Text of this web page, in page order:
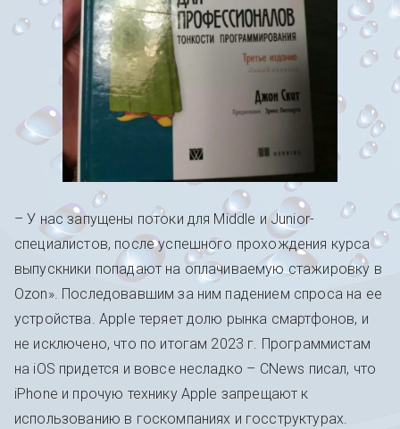
– У нас запущены потоки для Middle и Junior-
специалистов, после успешного прохождения курса
выпускники попадают на оплачиваемую стажировку в
Ozon». Последовавшим за ним падением спроса на ее
устройства. Apple теряет долю рынка смартфонов, и
не исключено, что по итогам 2023 г. Программистам
на iOS придется и вовсе несладко – CNews писал, что
iPhone и прочую технику Apple запрещают к
использованию в госкомпаниях и госструктурах.